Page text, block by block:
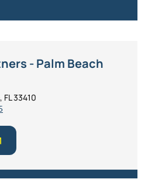
- Palm Beach
33410